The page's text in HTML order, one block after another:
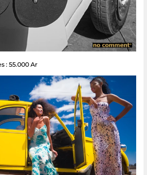
: 55.000 Ar